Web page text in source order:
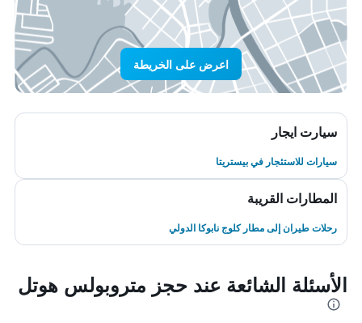
اعرض على الخريطة
سيارت ايجار
سيارات للاستئجار في بيستريتا
المطارات القريبة
رحلات طيران إلى مطار كلوج نابوكا الدولي
الأسئلة الشائعة عند حجز متروبولس هوتل